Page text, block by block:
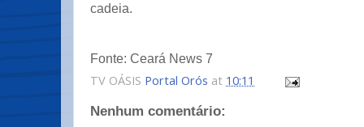
cadeia.
Fonte: Ceará News 7
TV OÁSIS Portal Orós at 10:11
Nenhum comentário: